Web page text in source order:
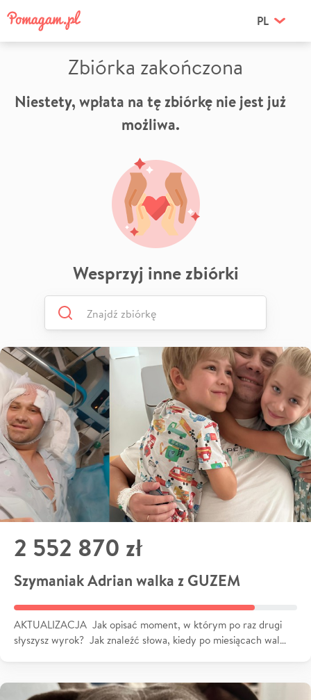
PL
Zbiórka zakończona
Niestety, wpłata na tę zbiórkę nie jest już
możliwa.
Wesprzyj inne zbiórki
2 552 870 zł
Szymaniak Adrian walka z GUZEM
AKTUALIZACJA Jak opisać moment, w którym po raz drugi
słyszysz wyrok? Jak znaleźć słowa, kiedy po miesiącach wal…